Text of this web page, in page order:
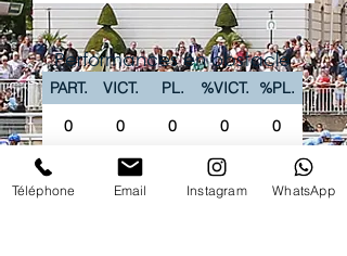
Performances en obstacle
PART. VICT. PL. %VICT.
%PL.
0
0 0 0 0
La chaîne Youtube du Club vous propose
'intégralité des courses PREMIUM en replay !
Téléphone Email Instagram WhatsApp